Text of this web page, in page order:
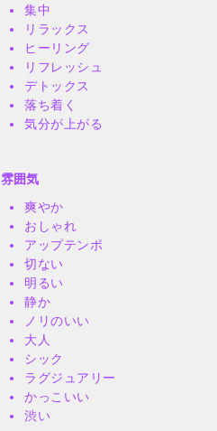
集中
リラックス
ヒーリング
リフレッシュ
デトックス
落ち着く
気分が上がる
雰囲気
爽やか
おしゃれ
アップテンポ
切ない
明るい
静か
ノリのいい
大人
シック
ラグジュアリー
かっこいい
渋い